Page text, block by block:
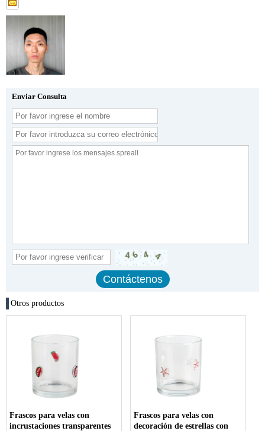
Enviar Consulta
Otros productos
Frascos para velas con
incrustaciones transparentes
Frascos para velas con
decoración de estrellas con